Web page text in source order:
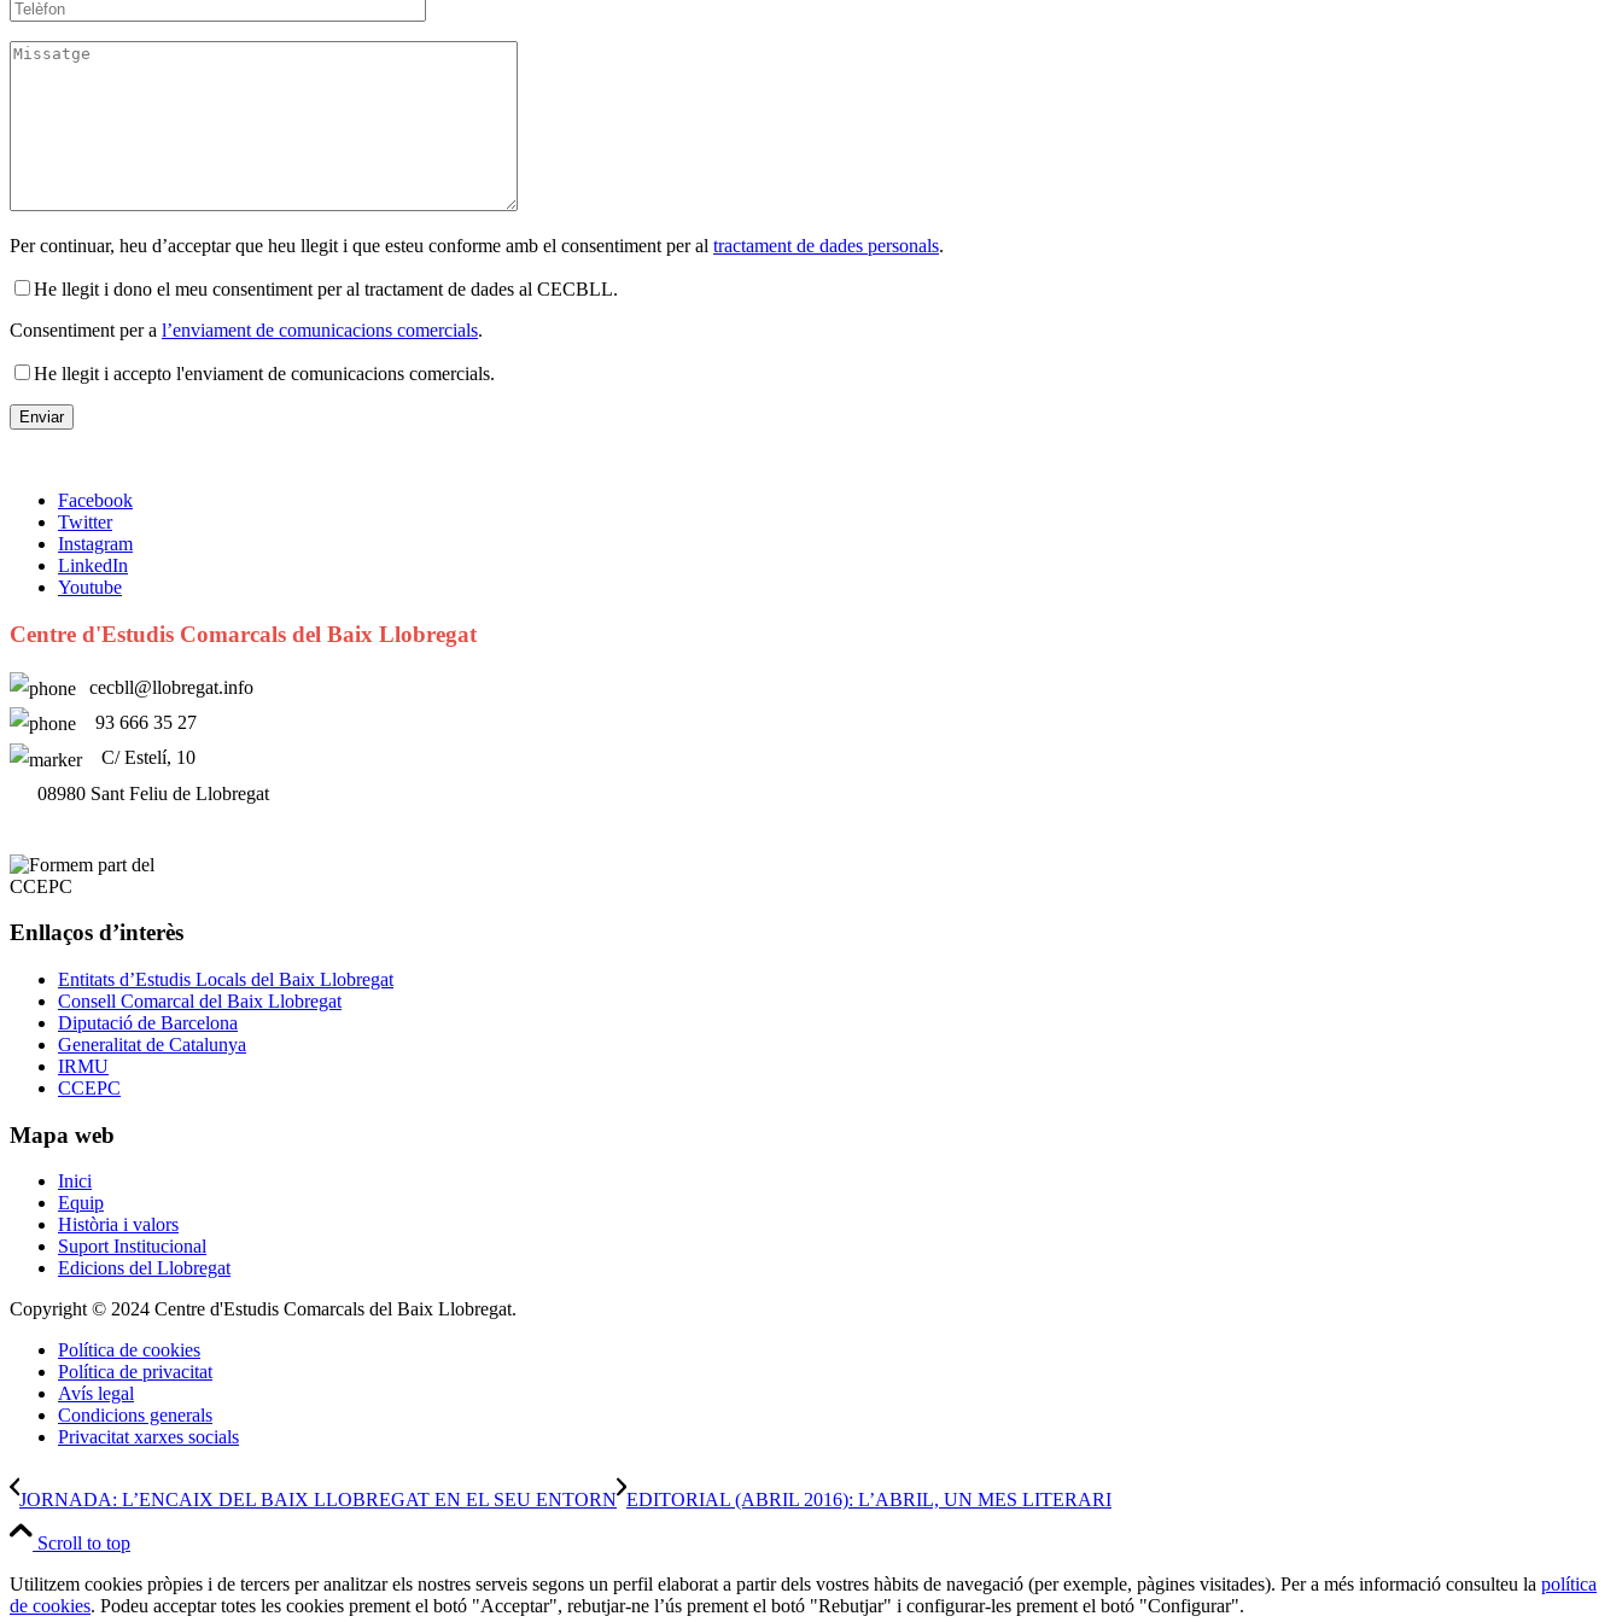
Per continuar, heu d’acceptar que heu llegit i que esteu conforme amb el consentiment per al tractament de dades personals.
He llegit i dono el meu consentiment per al tractament de dades al CECBLL.
Consentiment per a l’enviament de comunicacions comercials.
He llegit i accepto l'enviament de comunicacions comercials.
Facebook
Twitter
Instagram
LinkedIn
Youtube
Centre d'Estudis Comarcals del Baix Llobregat
cecbll@llobregat.info
93 666 35 27
C/ Estelí, 10
08980 Sant Feliu de Llobregat
Enllaços d’interès
Entitats d’Estudis Locals del Baix Llobregat
Consell Comarcal del Baix Llobregat
Diputació de Barcelona
Generalitat de Catalunya
IRMU
CCEPC
Mapa web
Inici
Equip
Història i valors
Suport Institucional
Edicions del Llobregat
Copyright © 2024 Centre d'Estudis Comarcals del Baix Llobregat.
Política de cookies
Política de privacitat
Avís legal
Condicions generals
Privacitat xarxes socials
JORNADA: L’ENCAIX DEL BAIX LLOBREGAT EN EL SEU ENTORN EDITORIAL (ABRIL 2016): L’ABRIL, UN MES LITERARI
Scroll to top
Utilitzem cookies pròpies i de tercers per analitzar els nostres serveis segons un perfil elaborat a partir dels vostres hàbits de navegació (per exemple, pàgines visitades). Per a més informació consulteu la política
de cookies. Podeu acceptar totes les cookies prement el botó "Acceptar", rebutjar-ne l’ús prement el botó "Rebutjar" i configurar-les prement el botó "Configurar".